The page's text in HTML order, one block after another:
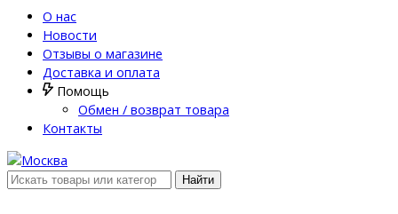
О нас
Новости
Отзывы о магазине
Доставка и оплата
Помощь
Обмен / возврат товара
Контакты
Найти